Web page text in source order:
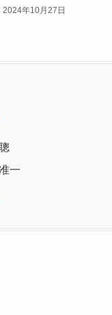
2024年10月27日
一